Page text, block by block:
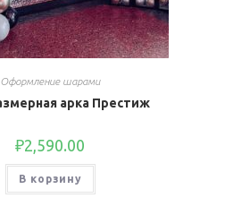
Оформление шарами
арка Престиж
₽2,590.00
В корзину